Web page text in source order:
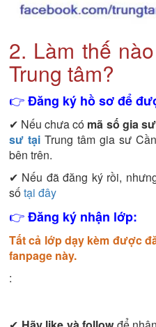
2. Làm thế
Trung tâm?
👉Đăng ký hồ sơ để
✔ Nếu chưa có mã số gia sư
sư tạiTrung tâm gia sư
bên trên.
✔ Nếu đã đăng ký rồi,
sốtại đây
👉Đăng ký nhận lớp:
Tất cả lớp dạy kèm được
fanpage này.
: